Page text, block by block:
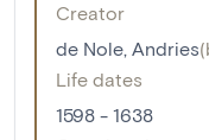
Creator
de Nole, Andries(
Life dates
1598 - 1638